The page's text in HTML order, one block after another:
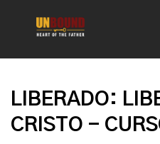
LIBERADO:
CRISTO -